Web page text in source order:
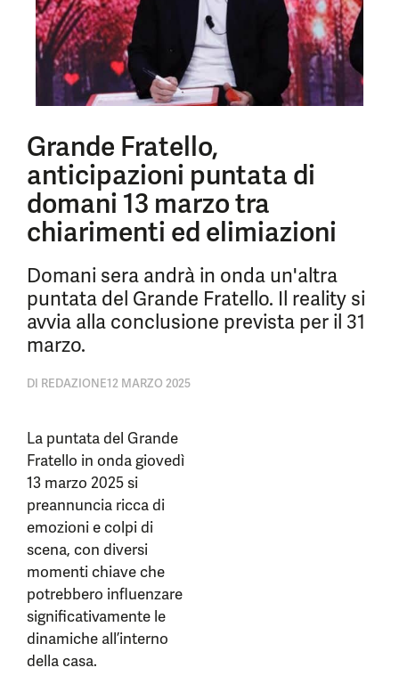
Grande Fratello,
anticipazioni puntata di
domani 13 marzo tra
chiarimenti ed elimiazioni
Domani sera andrà in onda un'altra
puntata del Grande Fratello. Il reality si
avvia alla conclusione prevista per il 31
marzo.
DI REDAZIONE12 MARZO 2025
La puntata del Grande
Fratello in onda giovedì
13 marzo 2025 si
preannuncia ricca di
emozioni e colpi di
scena, con diversi
momenti chiave che
potrebbero influenzare
significativamente le
dinamiche all’interno
della casa.